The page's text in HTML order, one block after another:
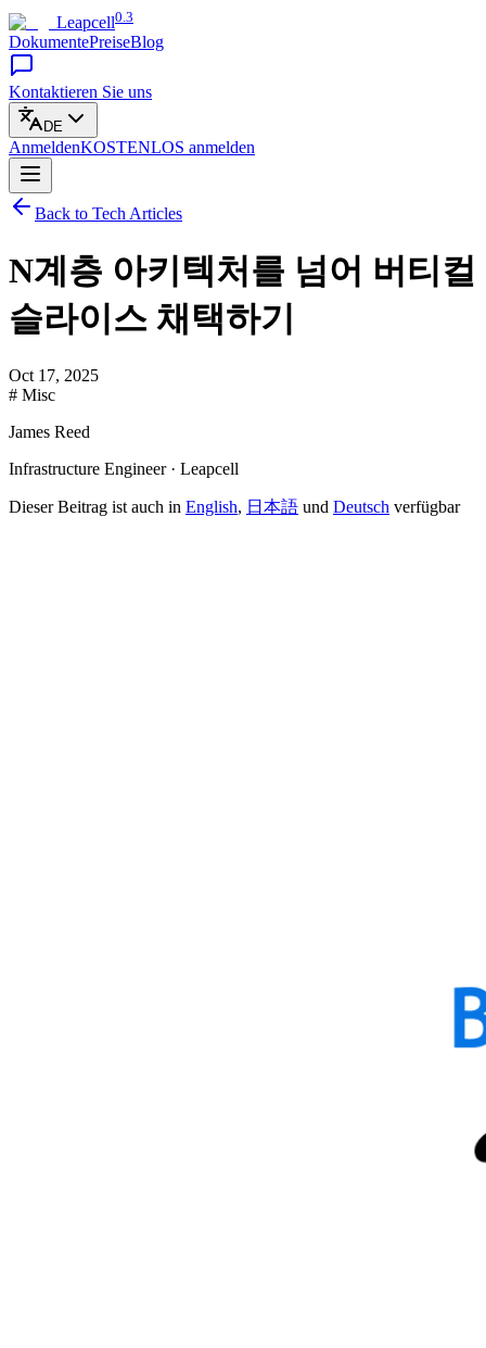
Leapcell0.3
DokumentePreiseBlog
Kontaktieren Sie uns
DE
AnmeldenKOSTENLOS anmelden
Back to Tech Articles
N계층 아키텍처를 넘어 버티컬
슬라이스 채택하기
Oct 17, 2025
# Misc
James Reed
Infrastructure Engineer · Leapcell
Dieser Beitrag ist auch in English, 日本語 und Deutsch verfügbar